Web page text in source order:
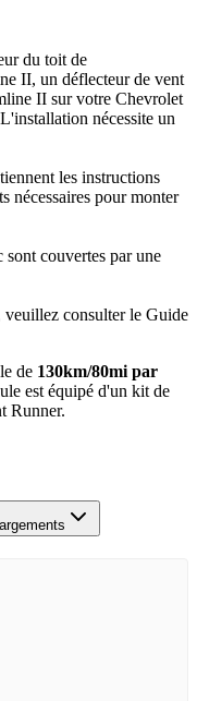
du toit de
II, un déflecteur de vent
II sur votre Chevrolet
nécessite un
les instructions
nécessaires pour monter
couvertes par une
consulter le Guide
de 130km/80mi par
est équipé d'un kit de
Runner.